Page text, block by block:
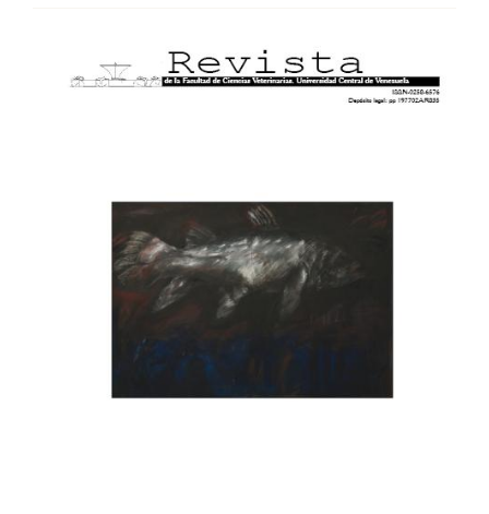
lateral